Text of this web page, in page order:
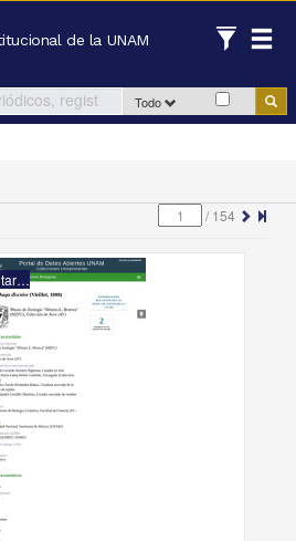
de la UNAM
Todo
/154
Registro de colección universitaria